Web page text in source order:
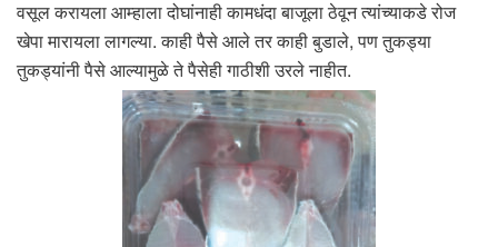
वसूल करायला आम्हाला दोघांनाही कामधंदा बाजूला ठेवून त्यांच्याकडे रोज
खेपा मारायला लागल्या. काही पैसे आले तर काही बुडाले, पण तुकड्या
तुकड्यांनी पैसे आल्यामुळे ते पैसेही गाठीशी उरले नाहीत.